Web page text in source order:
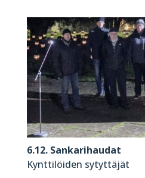
6.12. Sankarihaudat
Kynttilöiden sytyttäjät